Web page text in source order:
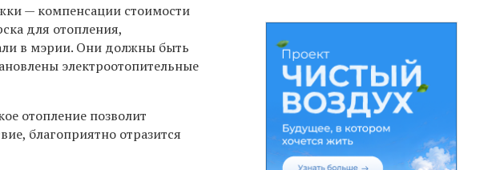
— компенсации стоимости
для отопления,
в мэрии. Они должны быть
электроотопительные
отопление позволит
благоприятно отразится